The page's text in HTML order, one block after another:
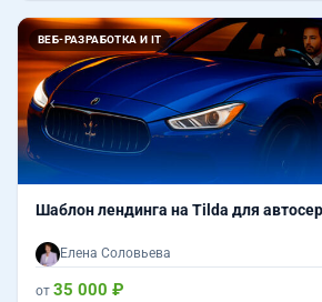
ВЕБ-РАЗРАБОТКА И IT
Назад
Шаблон лендинга на Tilda для
Елена Соловьева
от 35 000 ₽